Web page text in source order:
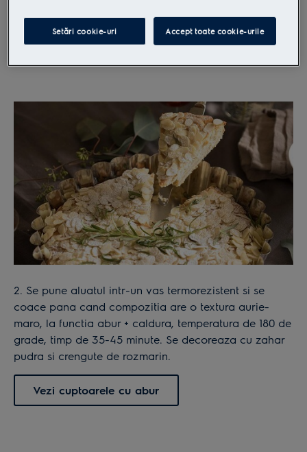
Vezi robotul AssistentPro
2. Se pune aluatul intr-un vas termorezistent si se
coace pana cand compozitia are o textura aurie-
maro, la functia abur + caldura, temperatura de 180 de
grade, timp de 35-45 minute. Se decoreaza cu zahar
pudra si crengute de rozmarin.
Vezi cuptoarele cu abur
Setări cookie-uri Accept toate cookie-urile